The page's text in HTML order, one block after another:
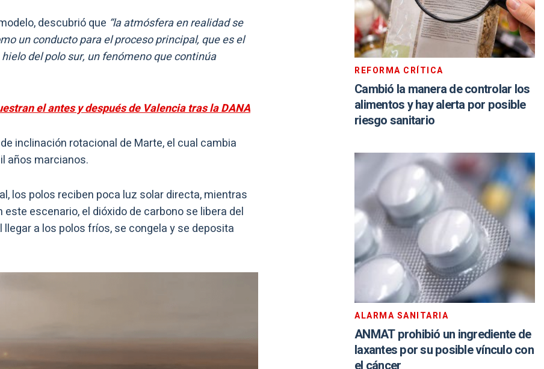
descubrió que “la atmósfera en realidad se
un conducto para el proceso principal, que es el
del polo sur, un fenómeno que continúa
el antes y después de Valencia tras la DANA
inclinación rotacional de Marte, el cual cambia
años marcianos.
los polos reciben poca luz solar directa, mientras
escenario, el dióxido de carbono se libera del
a los polos fríos, se congela y se deposita
REFORMA CRÍTICA
Cambió la manera de controlar los
alimentos y hay alerta por posible
riesgo sanitario
ALARMA SANITARIA
ANMAT prohibió un ingrediente de
laxantes por su posible vínculo con